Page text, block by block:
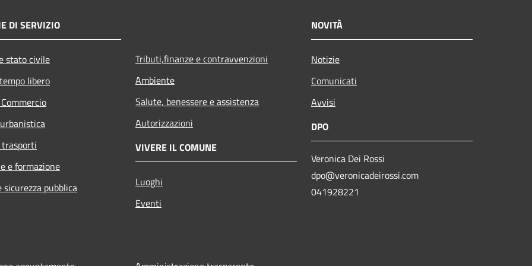
DI SERVIZIO
stato civile
libero
e formazione
sicurezza pubblica
Tributi,finanze e contravvenzioni
Ambiente
Salute, benessere e assistenza
Autorizzazioni
VIVERE IL COMUNE
Luoghi
Eventi
NOVITÀ
Notizie
Comunicati
Avvisi
DPO
Veronica Dei Rossi
dpo@veronicadeirossi.com
041928221